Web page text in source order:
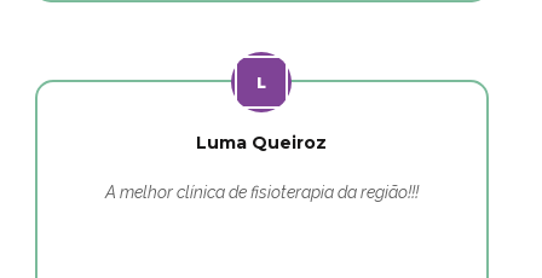
Luma Queiroz
A melhor clínica de fisioterapia da região!!!